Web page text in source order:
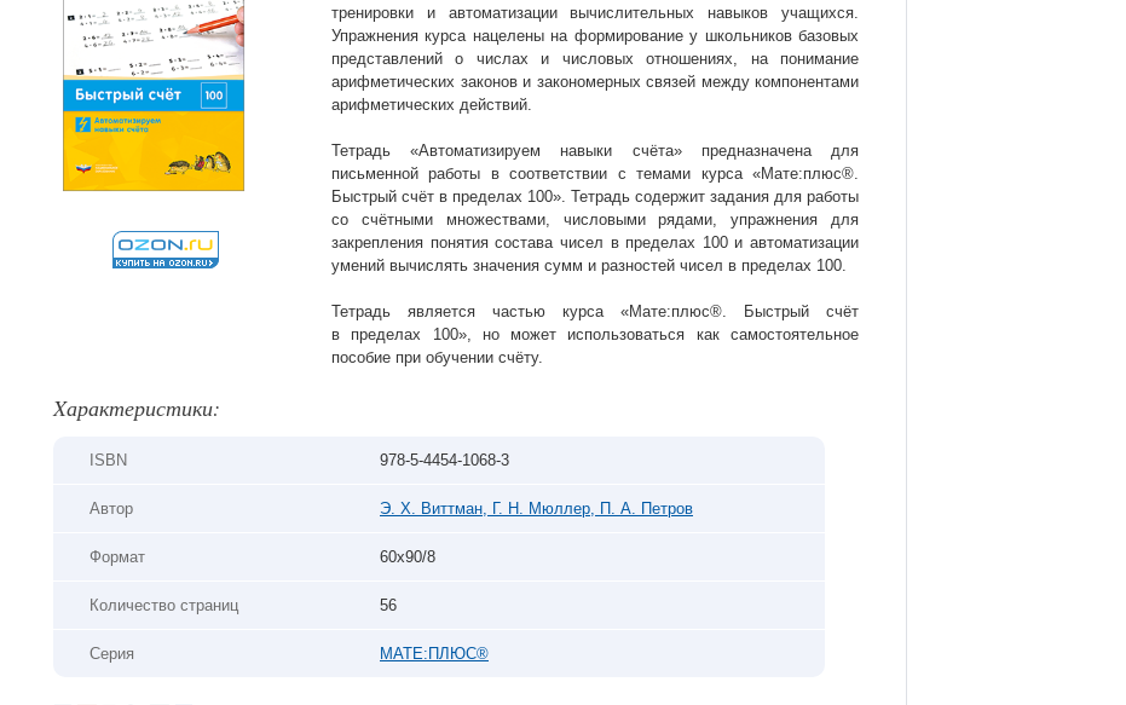
тренировки и автоматизации вычислительных навыков учащихся.
Упражнения курса нацелены на формирование у школьников базовых
представлений о числах и числовых отношениях, на понимание
арифметических законов и закономерных связей между компонентами
арифметических действий.
Тетрадь «Автоматизируем навыки счёта» предназначена для
письменной работы в соответствии с темами курса «Мате:плюс®.
Быстрый счёт в пределах 100». Тетрадь содержит задания для работы
со счётными множествами, числовыми рядами, упражнения для
закрепления понятия состава чисел в пределах 100 и автоматизации
умений вычислять значения сумм и разностей чисел в пределах 100.
Тетрадь является частью курса «Мате:плюс®. Быстрый счёт
в пределах 100», но может использоваться как самостоятельное
пособие при обучении счёту.
Xарактеристики:
ISBN 978-5-4454-1068-3
Автор Э. Х. Виттман, Г. Н. Мюллер, П. А. Петров
Формат 60х90/8
Количество страниц 56
Серия МАТЕ:ПЛЮС®